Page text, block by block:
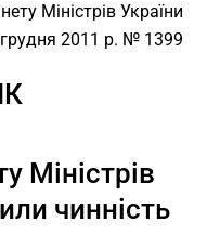
Міністрів України
грудня 2011 р. № 1399
Міністрів
чинність